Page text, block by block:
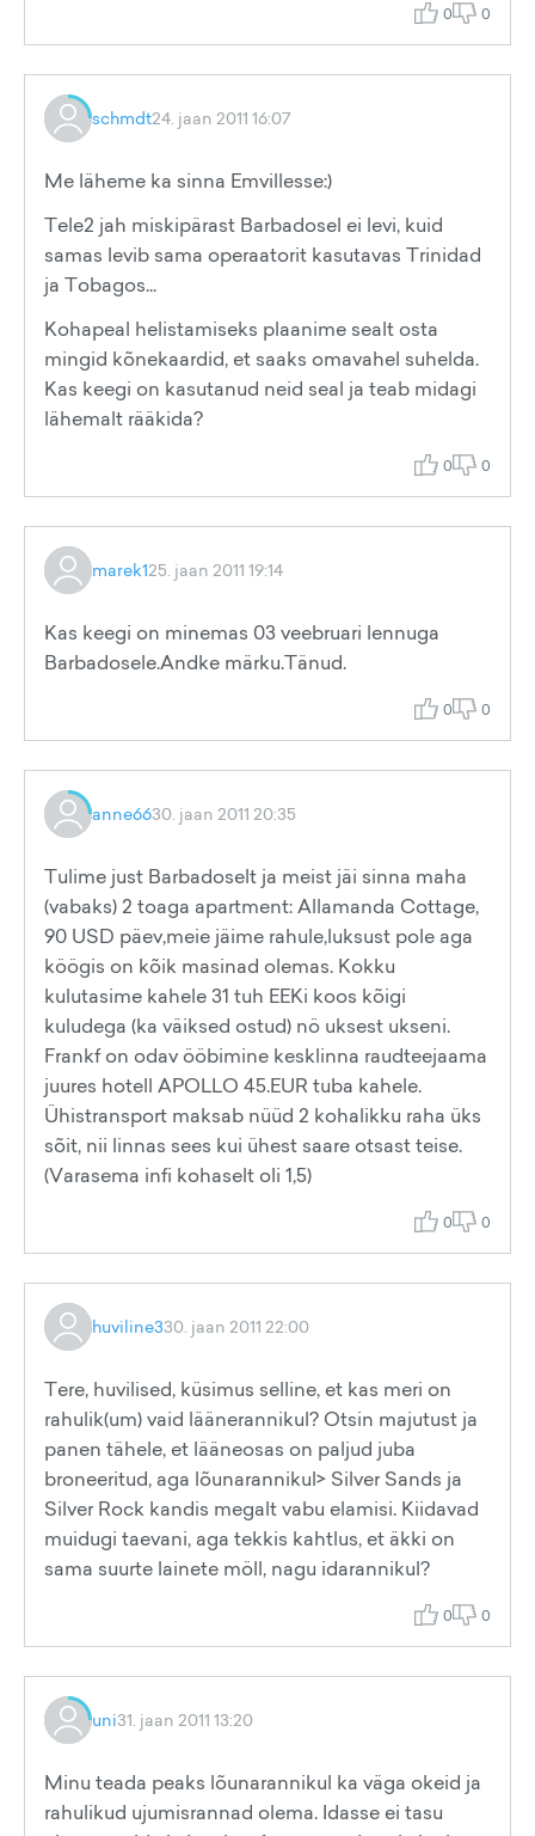
0 0
schmdt24. jaan 2011 16:07
Me läheme ka sinna Emvillesse:)
Tele2 jah miskipärast Barbadosel ei levi, kuid
samas levib sama operaatorit kasutavas Trinidad
ja Tobagos...
Kohapeal helistamiseks plaanime sealt osta
mingid kõnekaardid, et saaks omavahel suhelda.
Kas keegi on kasutanud neid seal ja teab midagi
lähemalt rääkida?
0 0
marek125. jaan 2011 19:14
Kas keegi on minemas 03 veebruari lennuga
Barbadosele.Andke märku.Tänud.
0 0
anne6630. jaan 2011 20:35
Tulime just Barbadoselt ja meist jäi sinna maha
(vabaks) 2 toaga apartment: Allamanda Cottage,
90 USD päev,meie jäime rahule,luksust pole aga
köögis on kõik masinad olemas. Kokku
kulutasime kahele 31 tuh EEKi koos kõigi
kuludega (ka väiksed ostud) nö uksest ukseni.
Frankf on odav ööbimine kesklinna raudteejaama
juures hotell APOLLO 45.EUR tuba kahele.
Ühistransport maksab nüüd 2 kohalikku raha üks
sõit, nii linnas sees kui ühest saare otsast teise.
(Varasema infi kohaselt oli 1,5)
0 0
huviline330. jaan 2011 22:00
Tere, huvilised, küsimus selline, et kas meri on
rahulik(um) vaid läänerannikul? Otsin majutust ja
panen tähele, et lääneosas on paljud juba
broneeritud, aga lõunarannikul> Silver Sands ja
Silver Rock kandis megalt vabu elamisi. Kiidavad
muidugi taevani, aga tekkis kahtlus, et äkki on
sama suurte lainete möll, nagu idarannikul?
0 0
uni31. jaan 2011 13:20
Minu teada peaks lõunarannikul ka väga okeid ja
rahulikud ujumisrannad olema. Idasse ei tasu